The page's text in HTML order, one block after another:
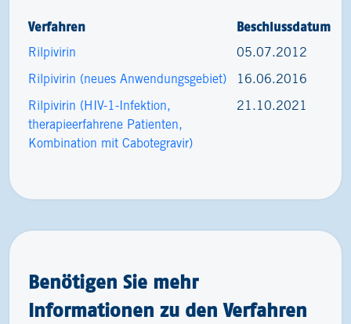
Verfahren Beschlussdatum
Rilpivirin 05.07.2012
Rilpivirin (neues Anwendungsgebiet) 16.06.2016
Rilpivirin (HIV-1-Infektion,
therapieerfahrene Patienten,
Kombination mit Cabotegravir)
21.10.2021
Benötigen Sie mehr
Informationen zu den Verfahren